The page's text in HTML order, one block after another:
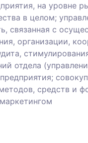
на уровне
в целом;
связанная с
организации,
отдела
средств и